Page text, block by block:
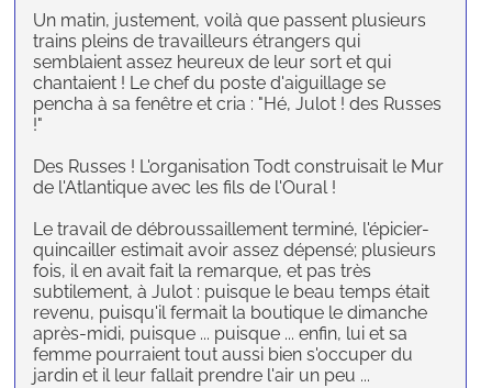
Un matin, justement, voilà que passent plusieurs
trains pleins de travailleurs étrangers qui
semblaient assez heureux de leur sort et qui
chantaient ! Le chef du poste d'aiguillage se
pencha à sa fenêtre et cria : "Hé, Julot ! des Russes
!"
Des Russes ! L'organisation Todt construisait le Mur
de l'Atlantique avec les fils de l'Oural !
Le travail de débroussaillement terminé, l'épicier-
quincailler estimait avoir assez dépensé; plusieurs
fois, il en avait fait la remarque, et pas très
subtilement, à Julot : puisque le beau temps était
revenu, puisqu'il fermait la boutique le dimanche
après-midi, puisque ... puisque ... enfin, lui et sa
femme pourraient tout aussi bien s'occuper du
jardin et il leur fallait prendre l'air un peu ...